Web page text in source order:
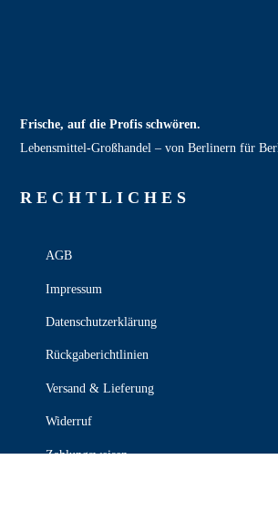
Frische, auf die Profis schwören.
Lebensmittel‑Großhandel – von Berlinern für
RECHT­LICHES
AGB
Impressum
Datenschutzerklärung
Rückgaberichtlinien
Versand & Lieferung
Widerruf
Zahlungsweisen